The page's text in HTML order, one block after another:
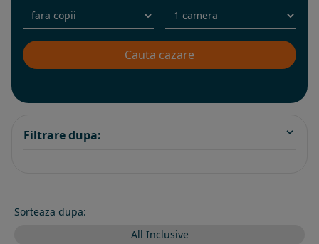
Filtrare dupa:
Sorteaza dupa:
All Inclusive